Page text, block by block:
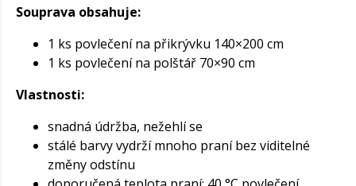
Souprava obsahuje:
1 ks povlečení na přikrývku 140×200 cm
1 ks povlečení na polštář 70×90 cm
Vlastnosti:
snadná údržba, nežehlí se
stálé barvy vydrží mnoho praní bez viditelné
změny odstínu